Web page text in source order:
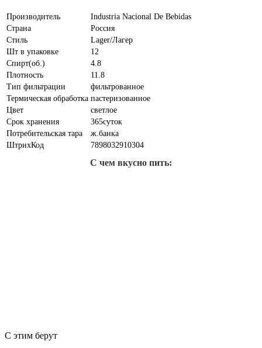
Производитель
Industria Nacional De Bebidas
Страна
Россия
Стиль
Lager/Лагер
Шт в упаковке
12
Спирт(об.)
4.8
Плотность
11.8
Тип фильтрации
фильтрованное
Термическая обработка пастеризованное
Цвет
светлое
Срок хранения
365суток
Потребительская тара
ж.банка
ШтрихКод
7898032910304
С чем вкусно пить:
С этим берут